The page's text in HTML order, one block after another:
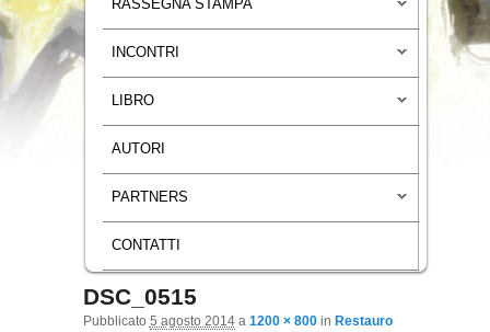
RASSEGNA STAMPA
INCONTRI
LIBRO
AUTORI
PARTNERS
CONTATTI
Navigazione immagini
DSC_0515
Pubblicato 5 agosto 2014a 1200 × 800in Restauro